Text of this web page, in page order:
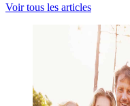
Voir tous les articles